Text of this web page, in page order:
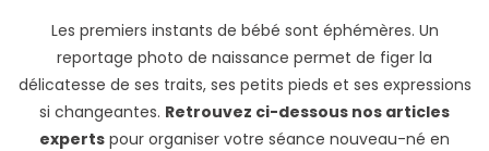
Les premiers instants de bébé sont éphémères. Un
reportage photo de naissance permet de figer la
délicatesse de ses traits, ses petits pieds et ses expressions
si changeantes. Retrouvez ci-dessous nos articles
experts pour organiser votre séance nouveau-né en